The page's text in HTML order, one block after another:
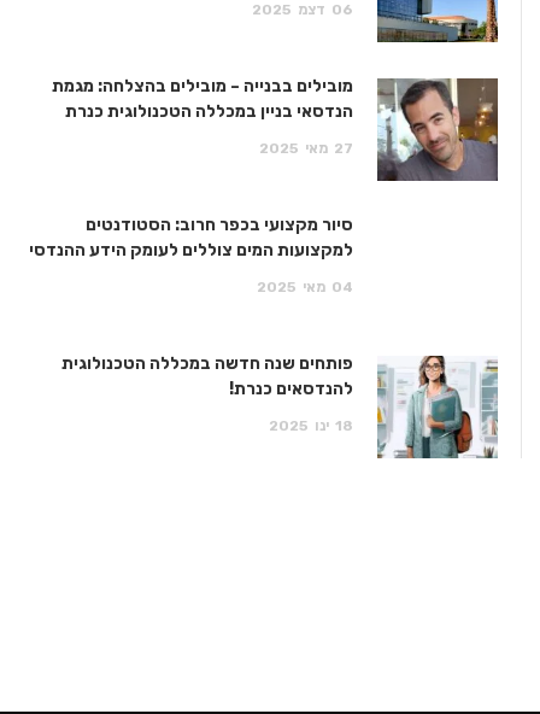
06 דצמ 2025
מובילים בבנייה – מובילים בהצלחה: מגמת
הנדסאי בניין במכללה הטכנולוגית כנרת
27 מאי 2025
סיור מקצועי בכפר חרוב: הסטודנטים
למקצועות המים צוללים לעומק הידע ההנדסי
04 מאי 2025
פותחים שנה חדשה במכללה הטכנולוגית
להנדסאים כנרת!
18 ינו 2025